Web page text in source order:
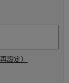
設定）